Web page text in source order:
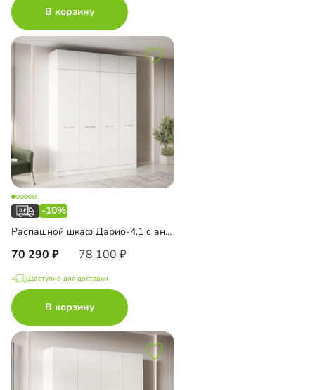
В корзину
-10%
Распашной шкаф Дарио-4.1 с антресолью
70 290 78 100
Доступно для доставки
В корзину